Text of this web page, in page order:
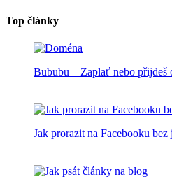
Top články
Bububu – Zaplať nebo přijdeš
Jak prorazit na Facebooku